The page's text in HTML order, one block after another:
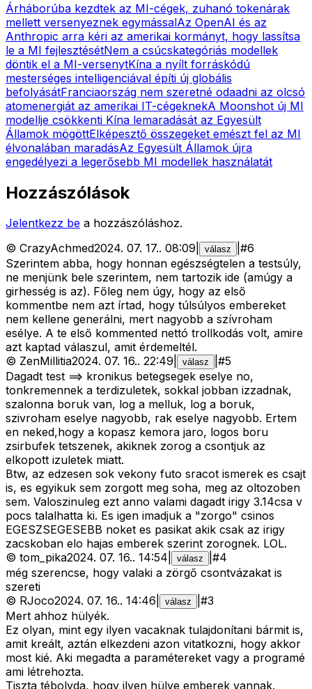
Árháborúba kezdtek az MI-cégek, zuhanó tokenárak
mellett versenyeznek egymássalAz OpenAI és az
Anthropic arra kéri az amerikai kormányt, hogy lassítsa
le a MI fejlesztésétNem a csúcskategóriás modellek
döntik el a MI-versenytKína a nyílt forráskódú
mesterséges intelligenciával építi új globális
befolyásátFranciaország nem szeretné odaadni az olcsó
atomenergiát az amerikai IT-cégeknekA Moonshot új MI
modellje csökkenti Kína lemaradását az Egyesült
Államok mögöttElképesztő összegeket emészt fel az MI
élvonalában maradásAz Egyesült Államok újra
engedélyezi a legerősebb MI modellek használatát
Hozzászólások
Jelentkezz be a hozzászóláshoz.
© CrazyAchmed2024. 07. 17.. 08:09 válasz #6
Szerintem abba, hogy honnan egészségtelen a testsúly,
ne menjünk bele szerintem, nem tartozik ide (amúgy a
girhesség is az). Főleg nem úgy, hogy az első
kommentbe nem azt írtad, hogy túlsúlyos embereket
nem kellene generálni, mert nagyobb a szívroham
esélye. A te első kommented nettó trollkodás volt, amire
azt kaptad válaszul, amit érdemeltél.
© ZenMillitia2024. 07. 16.. 22:49 válasz #5
Dagadt test ==> kronikus betegsegek eselye no,
tonkremennek a terdizuletek, sokkal jobban izzadnak,
szalonna boruk van, log a melluk, log a boruk,
szivroham eselye nagyobb, rak eselye nagyobb. Ertem
en neked,hogy a kopasz kemora jaro, logos boru
zsirbufek tetszenek, akiknek zorog a csontjuk az
elkopott izuletek miatt.
Btw, az edzesen sok vekony futo sracot ismerek es csajt
is, es egyikuk sem zorgott meg soha, meg az oltozoben
sem. Valoszinuleg ezt anno valami dagadt irigy 3.14csa v
pocs talalhatta ki. Es igen imadjuk a "zorgo" csinos
EGESZSEGESEBB noket es pasikat akik csak az irigy
zacskoban elo hajas emberek szerint zorognek. LOL.
© tom_pika2024. 07. 16.. 14:54 válasz #4
még szerencse, hogy valaki a zörgő csontvázakat is
szereti
© RJoco2024. 07. 16.. 14:46 válasz #3
Mert ahhoz hülyék.
Ez olyan, mint egy ilyen vacaknak tulajdonítani bármit is,
amit kreált, aztán elkezdeni azon vitatkozni, hogy akkor
most kié. Aki megadta a paramétereket vagy a programé
ami létrehozta.
Tiszta tébolyda, hogy ilyen hülye emberek vannak.